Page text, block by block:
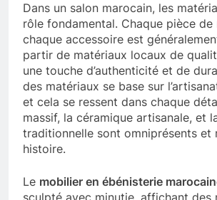
Dans un salon marocain, les
rôle fondamental. Chaque pièce de
chaque accessoire est
partir de matériaux locaux de
une touche d’authenticité et de
des matériaux se base sur
et cela se ressent dans chaque
massif, la céramique artisanale, et
traditionnelle sont omniprésents et
histoire.
Le mobilier en ébénisterie